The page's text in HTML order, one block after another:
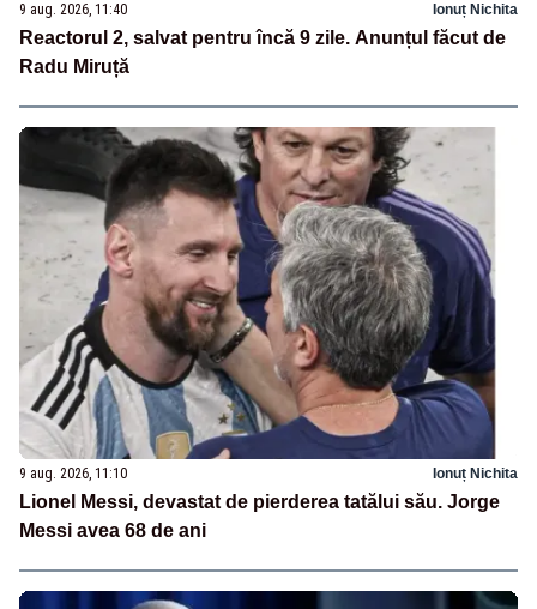
9 aug. 2026, 11:40 Ionuț Nichita
Reactorul 2, salvat pentru încă 9 zile. Anunțul făcut de
Radu Miruță
9 aug. 2026, 11:10 Ionuț Nichita
Lionel Messi, devastat de pierderea tatălui său. Jorge
Messi avea 68 de ani